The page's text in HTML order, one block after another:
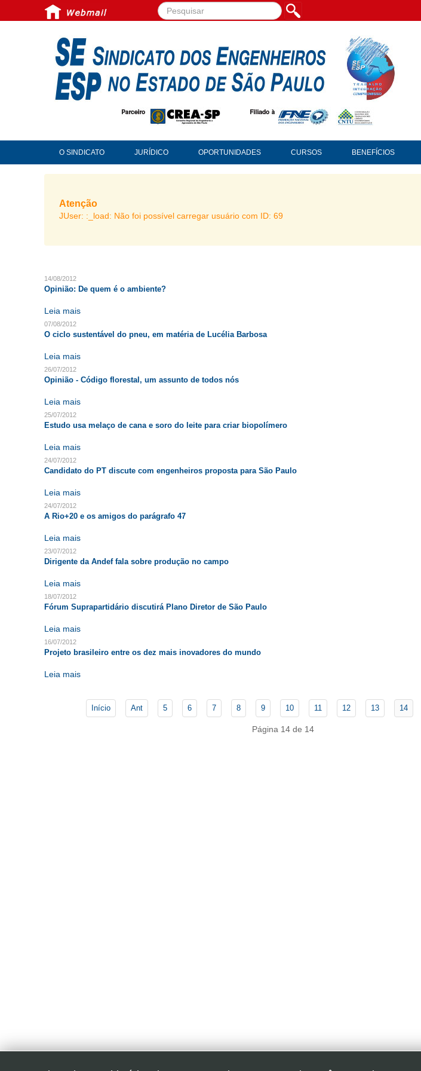
Pesquisar...
O SINDICATO JURÍDICO OPORTUNIDADES CURSOS BENEFÍCIOS
Atenção
JUser: :_load: Não foi possível carregar usuário com ID: 69
14/08/2012
Opinião: De quem é o ambiente?
Leia mais
07/08/2012
O ciclo sustentável do pneu, em matéria de Lucélia Barbosa
Leia mais
26/07/2012
Opinião - Código florestal, um assunto de todos nós
Leia mais
25/07/2012
Estudo usa melaço de cana e soro do leite para criar biopolímero
Leia mais
24/07/2012
Candidato do PT discute com engenheiros proposta para São Paulo
Leia mais
24/07/2012
A Rio+20 e os amigos do parágrafo 47
Leia mais
23/07/2012
Dirigente da Andef fala sobre produção no campo
Leia mais
18/07/2012
Fórum Suprapartidário discutirá Plano Diretor de São Paulo
Leia mais
16/07/2012
Projeto brasileiro entre os dez mais inovadores do mundo
Leia mais
Início Ant 5 6 7 8 9 10 11 12 13 14
Página 14 de 14